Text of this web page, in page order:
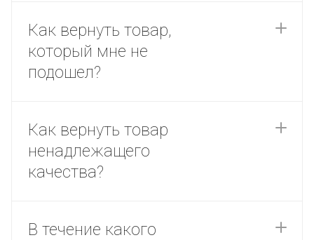
Как вернуть товар,
который мне не
подошел?
Как вернуть товар
ненадлежащего
качества?
В течение какого